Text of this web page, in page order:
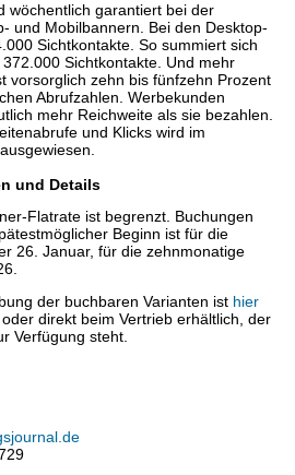
wöchentlich garantiert bei der
und Mobilbannern. Bei den Desktop-
Sichtkontakte. So summiert sich
Sichtkontakte. Und mehr
vorsorglich zehn bis fünfzehn Prozent
Abrufzahlen. Werbekunden
mehr Reichweite als sie bezahlen.
und Klicks wird im
und Details
Flatrate ist begrenzt. Buchungen
Beginn ist für die
26. Januar, für die zehnmonatige
der buchbaren Varianten ist hier
direkt beim Vertrieb erhältlich, der
Verfügung steht.